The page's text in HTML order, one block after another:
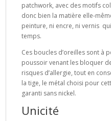
patchwork, avec des motifs
donc bien la matière elle-
peinture, ni encre, ni vernis
temps.
Ces boucles d’oreilles sont à
poussoir venant les bloquer
risques d’allergie, tout en
la tige, le métal choisi pour
garanti sans nickel.
Unicité